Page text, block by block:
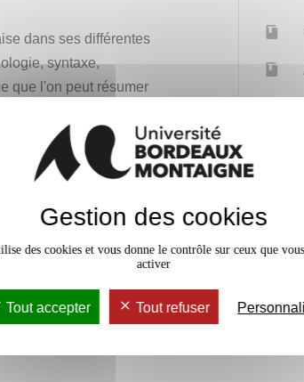
dans ses différentes
syntaxe,
que l'on peut résumer
se situe-t-il par rapport
le cas du japonais, de
être conduites
Gestion des cookies
des cookies et vous donne le contrôle sur ceux que
activer
Tout accepter Tout refuser